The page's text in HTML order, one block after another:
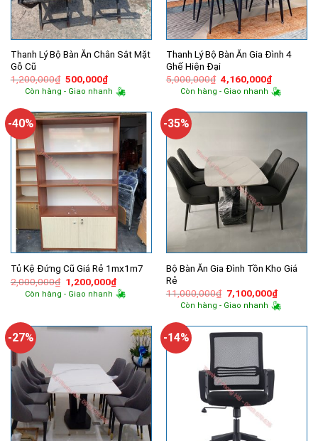
Thanh Lý Bộ Bàn Ăn Chân Sắt Mặt
Gỗ Cũ
1,200,000₫ Giá
gốc
là:
500,000₫Giá
hiện
tại
500,000₫.
Còn hàng - Giao nhanh
Thanh Lý Bộ Bàn Ăn Gia Đình 4
Ghế Hiện Đại
5,000,000₫ Giá
gốc
là:
4,160,000₫Giá
hiện
tại
Còn hàng - Giao nhanh
-40%
Tủ Kệ Đứng Cũ Giá Rẻ 1mx1m7
2,000,000₫ Giá
gốc
là:
1,200,000₫Giá
hiện
tại
Còn hàng - Giao nhanh
-35%
Bộ Bàn Ăn Gia Đình Tồn Kho Giá
Rẻ
11,000,000₫ Giá
gốc
là:
7,100,000₫Giá
hiện
tại
Còn hàng - Giao nhanh
-27% -14%